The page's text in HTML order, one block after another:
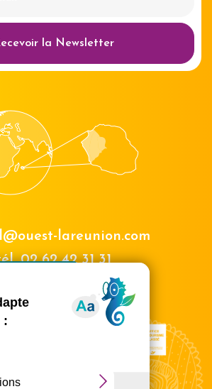
Masquer le
la Newsletter
lareunion.com
02 62 42 31 31
Nous rencontrer